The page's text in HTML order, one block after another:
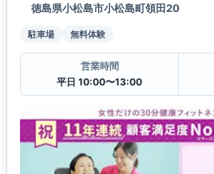
徳島県小松島市小松島町領田20
駐車場 無料体験
営業時間
平日 10:00〜13:00